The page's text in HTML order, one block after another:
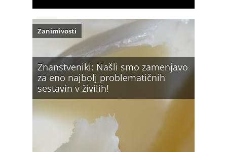
Znanstveniki: Našli smo zamenjavo
za eno najbolj problematičnih
sestavin v živilih!
Zanimivosti